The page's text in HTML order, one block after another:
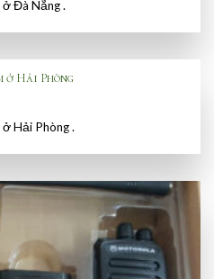
Đà Nẵng .
ở Hải Phòng
Hải Phòng .